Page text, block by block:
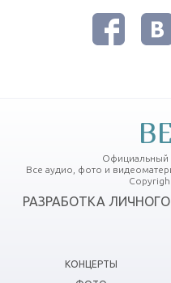
Официальный
Все аудио, фото и
РАЗРАБОТКА ЛИЧНОГО
КОНЦЕРТЫ